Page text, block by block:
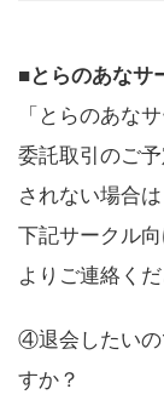
■とらのあなサ
「とらのあな
委託取引のご
されない場合は
下記サークル
よりご連絡くだ
④退会したいの
すか？